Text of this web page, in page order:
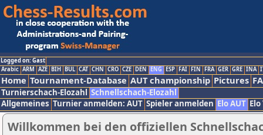
Logged on: Gast
Arabic ARM AZE BIH BUL CAT CHN CRO CZE DEN ENG ESP FAI FIN FRA GER GRE INA
Home Tournament-Database AUT championship Pictures
Turnierschach-Elozahl Schnellschach-Elozahl
Allgemeines Turnier anmelden: AUT Spieler anmelden Elo AUT
Willkommen bei den offiziellen